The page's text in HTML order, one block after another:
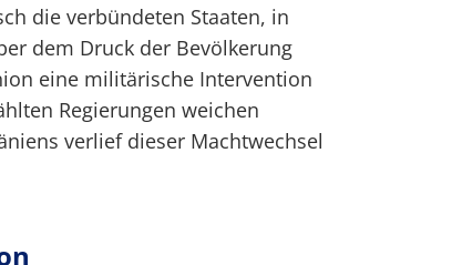
die verbündeten Staaten, in
dem Druck der Bevölkerung
eine militärische Intervention
Regierungen weichen
verlief dieser Machtwechsel